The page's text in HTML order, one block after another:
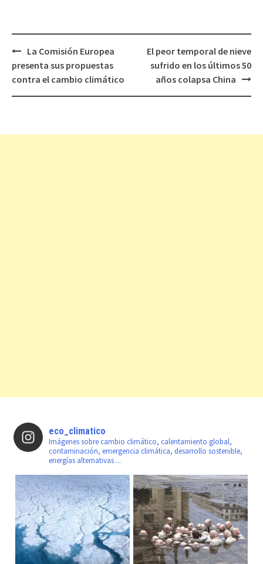
Navegación
de
La Comisión Europea
presenta sus propuestas
contra el cambio climático
El peor temporal de nieve
sufrido en los últimos 50
años colapsa China
eco_climatico
Imágenes sobre cambio climático, calentamiento global,
contaminación, emergencia climática, desarrollo sostenible,
energías alternativas ...